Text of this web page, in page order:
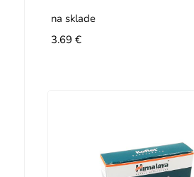
na sklade
3.69 €